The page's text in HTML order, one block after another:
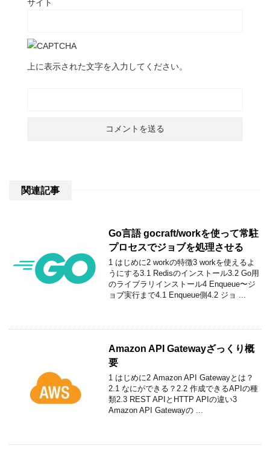
サイト
上に表示された文字を入力してください。
関連記事
Go言語 gocraft/workを使って常駐
プロセスでジョブを処理させる
1 はじめに2 workの特徴3 workを使えるよ
うにする3.1 Redisのインストール3.2 Go用
のライブラリインストール4 Enqueue〜ジ
ョブ実行まで4.1 Enqueue側4.2 ジョ ...
Amazon API Gatewayざっくり概
要
1 はじめに2 Amazon API Gatewayとは？
2.1 なにができる？2.2 作成できるAPIの種
類2.3 REST APIとHTTP APIの違い3
Amazon API Gatewayの ...